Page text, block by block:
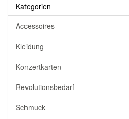
Kategorien
Accessoires
Kleidung
Konzertkarten
Revolutionsbedarf
Schmuck